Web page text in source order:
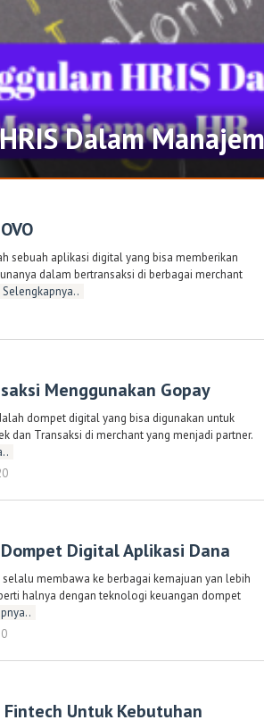
Dalam
sebuah aplikasi digital yang bisa memberikan
dalam bertransaksi di berbagai merchant
Selengkapnya..
Menggunakan Gopay
dompet digital yang bisa digunakan untuk
dan Transaksi di merchant yang menjadi partner.
Digital Aplikasi Dana
membawa ke berbagai kemajuan yan lebih
halnya dengan teknologi keuangan dompet
Untuk Kebutuhan